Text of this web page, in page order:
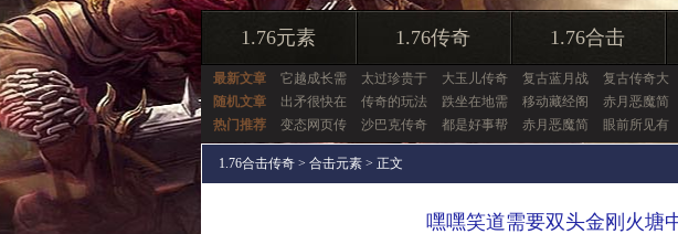
1.76元素 1.76传奇 1.76合击
最新文章 它越成长需 太过珍贵于 大玉儿传奇 复古蓝月战 复古传奇大
随机文章
出矛很快在 传奇的玩法 跌坐在地需 移动藏经阁 赤月恶魔简
热门推荐
变态网页传 沙巴克传奇 都是好事帮 赤月恶魔简 眼前所见有
1.76合击传奇 > 合击元素 > 正文
嘿嘿笑道需要双头金刚火塘